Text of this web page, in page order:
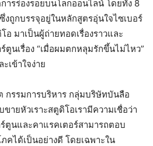
ารร่องรอยบนโลกออนไลน์ โดยทั้ง 8
ถูกบรรจุอยู่ในหลักสูตรอุ่นใจไซเบอร์
อ มาเป็นผู้ถ่ายทอดเรื่องราวและ
นเรื่อง “เมื่อผมตกหลุมรักขึ้นไม่ไหว”
เข้าใจง่าย
กรรมการบริหาร กลุ่มบริษัทบันลือ
ายหัวเราะสตูดิโอเรามีความเชื่อว่า
ตูนและคาแรคเตอร์สามารถตอบ
คได้เป็นอย่างดี โดยเฉพาะใน